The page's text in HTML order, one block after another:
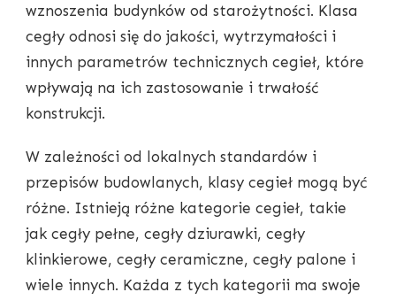
wznoszenia budynków od starożytności. Klasa
cegły odnosi się do jakości, wytrzymałości i
innych parametrów technicznych cegieł, które
wpływają na ich zastosowanie i trwałość
konstrukcji.
W zależności od lokalnych standardów i
przepisów budowlanych, klasy cegieł mogą być
różne. Istnieją różne kategorie cegieł, takie
jak cegły pełne, cegły dziurawki, cegły
klinkierowe, cegły ceramiczne, cegły palone i
wiele innych. Każda z tych kategorii ma swoje